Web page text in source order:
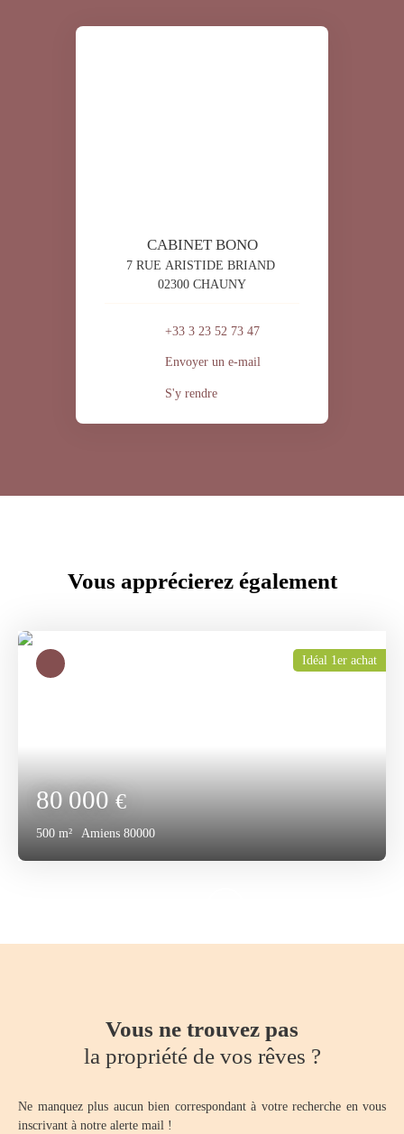
CABINET BONO
7 RUE ARISTIDE BRIAND
02300 CHAUNY
+33 3 23 52 73 47
Envoyer un e-mail
S'y rendre
Vous apprécierezégalement
80 000€
500 m² Amiens 80000
Idéal 1er achat
Vous ne trouvez pas
la propriété de vos rêves ?
Ne manquez plus aucun bien correspondant à votre recherche en vous
inscrivant à notre alerte mail !